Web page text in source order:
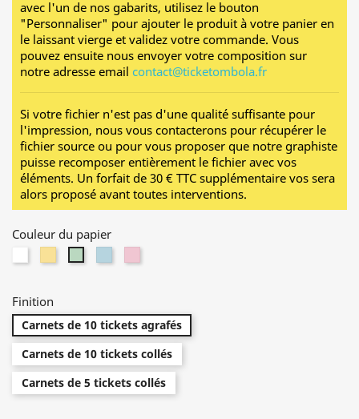
avec l'un de nos gabarits, utilisez le bouton
"Personnaliser" pour ajouter le produit à votre panier en
le laissant vierge et validez votre commande. Vous
pouvez ensuite nous envoyer votre composition sur
notre adresse email contact@ticketombola.fr
Si votre fichier n'est pas d'une qualité suffisante pour
l'impression, nous vous contacterons pour récupérer le
fichier source ou pour vous proposer que notre graphiste
puisse recomposer entièrement le fichier avec vos
éléments. Un forfait de 30 € TTC supplémentaire vos sera
alors proposé avant toutes interventions.
Couleur du papier
Finition
Carnets de 10 tickets agrafés
Carnets de 10 tickets collés
Carnets de 5 tickets collés